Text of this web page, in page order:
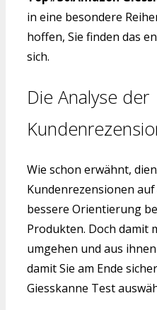
in eine besondere
hoffen, Sie finden das
sich.
Die Analyse der
Wie schon erwähnt,
Kundenrezensionen
bessere Orientierung
Produkten. Doch damit
umgehen und aus
damit Sie am Ende
Giesskanne Test